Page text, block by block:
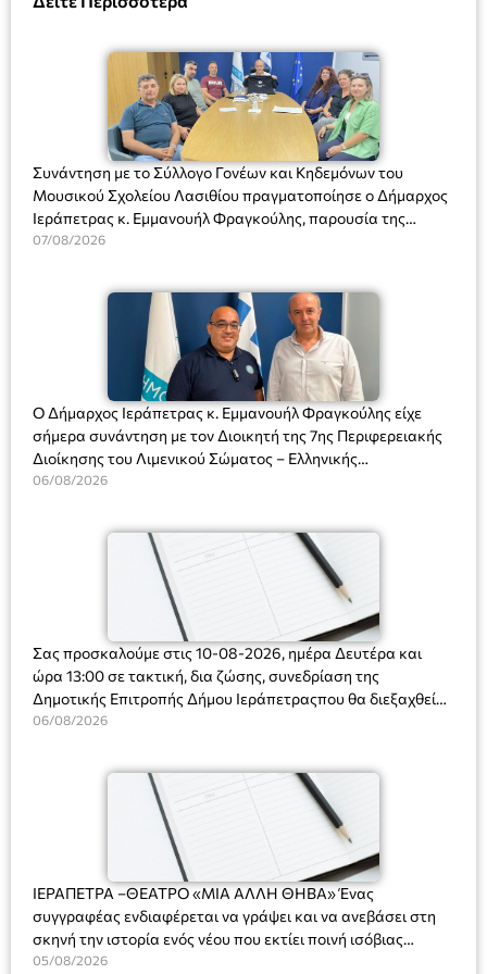
Συνάντηση με το Σύλλογο Γονέων και Κηδεμόνων του
Μουσικού Σχολείου Λασιθίου πραγματοποίησε ο Δήμαρχος
Ιεράπετρας κ. Εμμανουήλ Φραγκούλης, παρουσία της
Διευθύντριας του σχολείου κας Μαριάννας Χαΐτα.
07/08/2026
Ο Δήμαρχος Ιεράπετρας κ. Εμμανουήλ Φραγκούλης είχε
σήμερα συνάντηση με τον Διοικητή της 7ης Περιφερειακής
Διοίκησης του Λιμενικού Σώματος – Ελληνικής
Ακτοφυλακής (Λ.Σ.-ΕΛ.ΑΚΤ.), Αρχιπλοίαρχο Λ.Σ. κ. Ιωάννη
06/08/2026
Σας προσκαλούμε στις 10-08-2026, ημέρα Δευτέρα και
ώρα 13:00 σε τακτική, δια ζώσης, συνεδρίαση της
Δημοτικής Επιτροπής Δήμου Ιεράπετραςπου θα διεξαχθεί
στο Δημοτικό Κατάστημα, Δημοκρατίας 31 στην αίθουσα
και λήψη αποφάσεων στα παρακάτω θέματα:
06/08/2026
ΙΕΡΑΠΕΤΡΑ –ΘΕΑΤΡΟ «ΜΙΑ ΑΛΛΗ ΘΗΒΑ» Ένας
συγγραφέας ενδιαφέρεται να γράψει και να ανεβάσει στη
σκηνή την ιστορία ενός νέου που εκτίει ποινή ισόβιας
κάθειρξης για πατροκτονία. Ένα πολυβραβευμένο έργο για
05/08/2026